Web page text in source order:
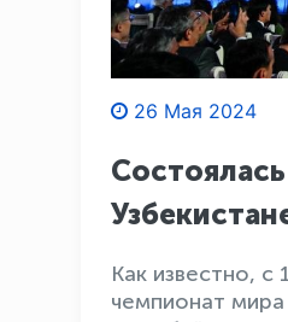
26 Мая 2024
Как известно, с
чемпионат